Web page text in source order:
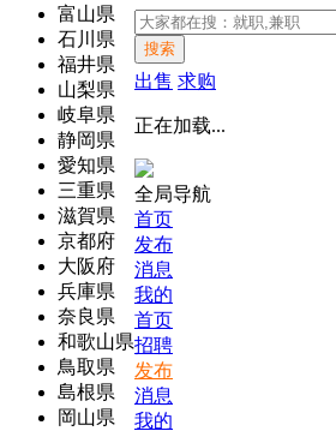
富山県
石川県
福井県
山梨県
岐阜県
静岡県
愛知県
三重県
滋賀県
京都府
大阪府
兵庫県
奈良県
和歌山県
鳥取県
島根県
岡山県
搜索
出售 求购
正在加载...
全局导航
首页
发布
消息
我的
首页
招聘
发布
消息
我的